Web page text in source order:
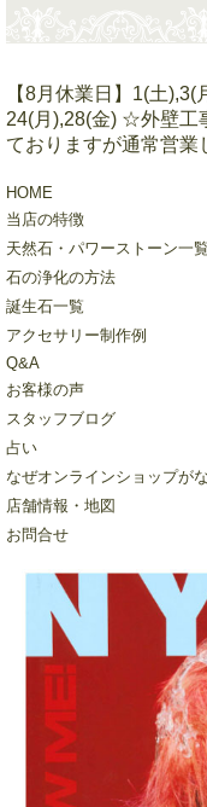
【8月休業日】1(土
24(月),28(金) ☆外壁工
ておりますが通常営業
HOME
当店の特徴
天然石・パワーストーン一覧
石の浄化の方法
誕生石一覧
アクセサリー制作例
Q&A
お客様の声
スタッフブログ
占い
なぜオンラインショップが
店舗情報・地図
お問合せ